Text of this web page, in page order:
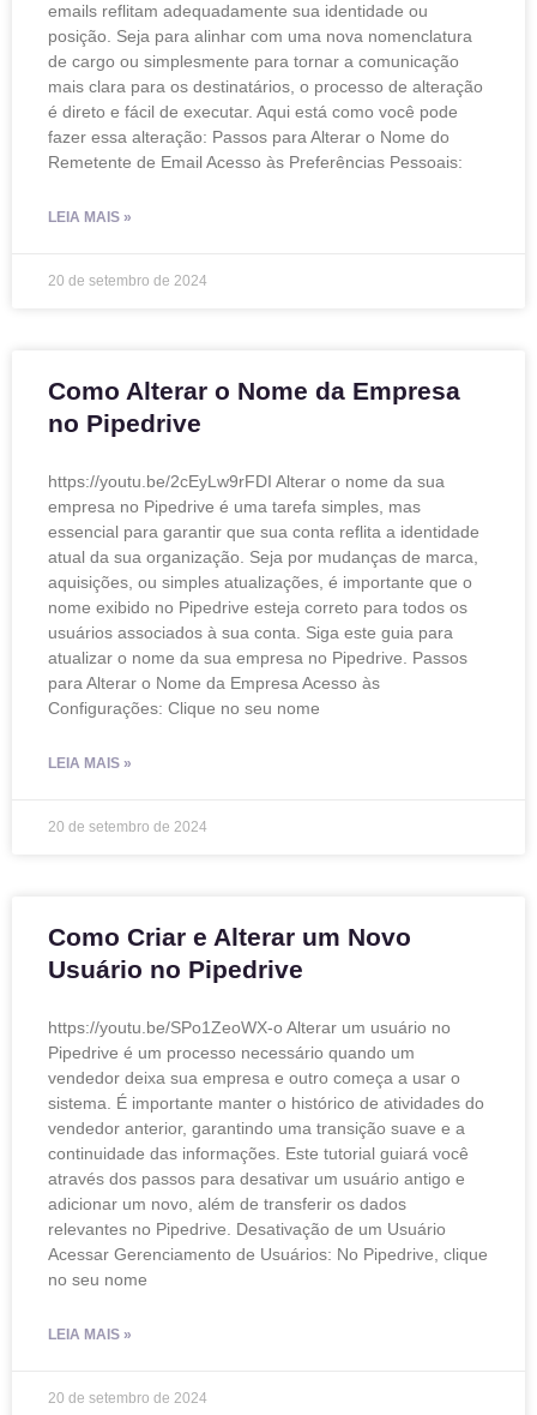
emails reflitam adequadamente sua identidade ou
posição. Seja para alinhar com uma nova nomenclatura
de cargo ou simplesmente para tornar a comunicação
mais clara para os destinatários, o processo de alteração
é direto e fácil de executar. Aqui está como você pode
fazer essa alteração: Passos para Alterar o Nome do
Remetente de Email Acesso às Preferências Pessoais:
LEIA MAIS »
20 de setembro de 2024
Como Alterar o Nome da Empresa
no Pipedrive
https://youtu.be/2cEyLw9rFDI Alterar o nome da sua
empresa no Pipedrive é uma tarefa simples, mas
essencial para garantir que sua conta reflita a identidade
atual da sua organização. Seja por mudanças de marca,
aquisições, ou simples atualizações, é importante que o
nome exibido no Pipedrive esteja correto para todos os
usuários associados à sua conta. Siga este guia para
atualizar o nome da sua empresa no Pipedrive. Passos
para Alterar o Nome da Empresa Acesso às
Configurações: Clique no seu nome
LEIA MAIS »
20 de setembro de 2024
Como Criar e Alterar um Novo
Usuário no Pipedrive
https://youtu.be/SPo1ZeoWX-o Alterar um usuário no
Pipedrive é um processo necessário quando um
vendedor deixa sua empresa e outro começa a usar o
sistema. É importante manter o histórico de atividades do
vendedor anterior, garantindo uma transição suave e a
continuidade das informações. Este tutorial guiará você
através dos passos para desativar um usuário antigo e
adicionar um novo, além de transferir os dados
relevantes no Pipedrive. Desativação de um Usuário
Acessar Gerenciamento de Usuários: No Pipedrive, clique
no seu nome
LEIA MAIS »
20 de setembro de 2024